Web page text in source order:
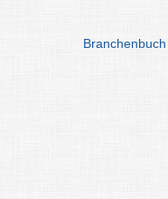
Branchenbuch